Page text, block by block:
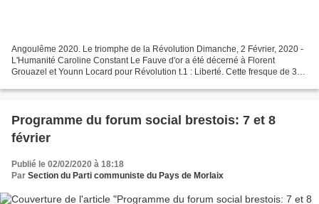
Angoulême 2020. Le triomphe de la Révolution Dimanche, 2 Février, 2020 -
L'Humanité Caroline Constant Le Fauve d'or a été décerné à Florent
Grouazel et Younn Locard pour Révolution t.1 : Liberté. Cette fresque de 320
Programme du forum social brestois: 7 et 8
février
Publié le 02/02/2020 à 18:18
Par Section du Parti communiste du Pays de Morlaix